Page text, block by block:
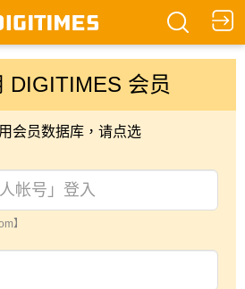
DIGITIMES 会员
会员数据库，请点选
】